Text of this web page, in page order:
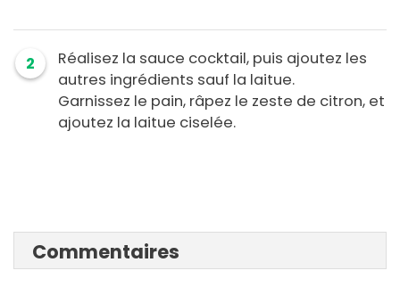
2
Réalisez la sauce cocktail, puis ajoutez les
autres ingrédients sauf la laitue.
Garnissez le pain, râpez le zeste de citron, et
ajoutez la laitue ciselée.
Commentaires